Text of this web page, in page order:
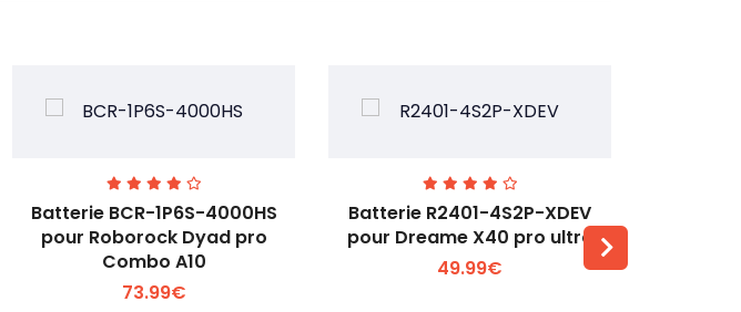
Voir plus +
Batterie BCR-1P6S-4000HS
pour Roborock Dyad pro
Combo A10
73.99€
Voir plus +
Batterie R2401-4S2P-XDEV
pour Dreame X40 pro ultra
49.99€